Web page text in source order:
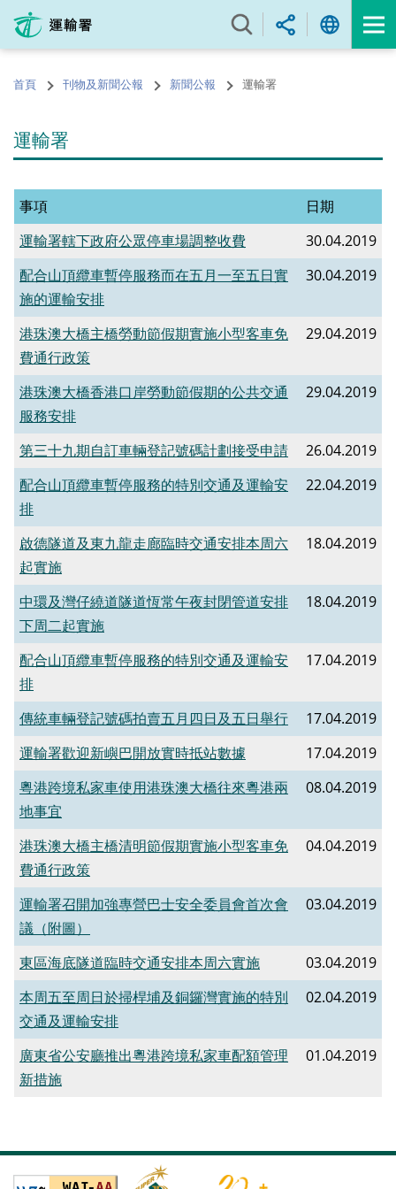
內
的首頁 刊物及新聞公報 新聞公報 運輸署
運輸署
事項
日期
運輸署轄下政府公眾停車場調整收費
30.04.2019
配合山頂纜車暫停服務而在五月一至五日實
施的運輸安排
30.04.2019
港珠澳大橋主橋勞動節假期實施小型客車免
費通行政策
29.04.2019
港珠澳大橋香港口岸勞動節假期的公共交通
服務安排
29.04.2019
第三十九期自訂車輛登記號碼計劃接受申請
26.04.2019
配合山頂纜車暫停服務的特別交通及運輸安
排
22.04.2019
啟德隧道及東九龍走廊臨時交通安排本周六
起實施
18.04.2019
中環及灣仔繞道隧道恆常午夜封閉管道安排
下周二起實施
18.04.2019
配合山頂纜車暫停服務的特別交通及運輸安
排
17.04.2019
傳統車輛登記號碼拍賣五月四日及五日舉行
17.04.2019
運輸署歡迎新嶼巴開放實時抵站數據
17.04.2019
粵港跨境私家車使用港珠澳大橋往來粵港兩
地事宜
08.04.2019
港珠澳大橋主橋清明節假期實施小型客車免
費通行政策
04.04.2019
運輸署召開加強專營巴士安全委員會首次會
議（附圖）
03.04.2019
東區海底隧道臨時交通安排本周六實施
03.04.2019
本周五至周日於掃桿埔及銅鑼灣實施的特別
交通及運輸安排
02.04.2019
廣東省公安廳推出粵港跨境私家車配額管理
新措施
01.04.2019